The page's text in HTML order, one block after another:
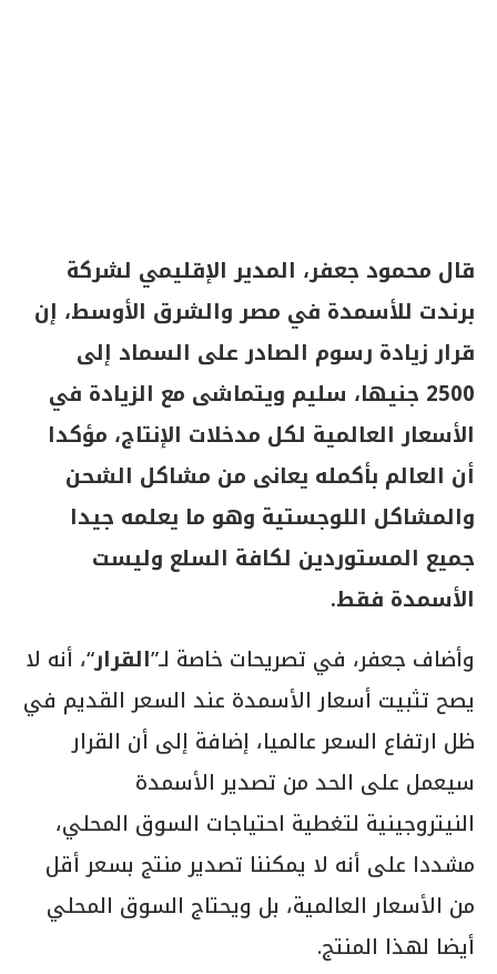
قال محمود جعفر، المدير الإقليمي لشركة
برندت للأسمدة في مصر والشرق الأوسط، إن
قرار زيادة رسوم الصادر على السماد إلى
2500 جنيها، سليم ويتماشى مع الزيادة في
الأسعار العالمية لكل مدخلات الإنتاج، مؤكدا
أن العالم بأكمله يعانى من مشاكل الشحن
والمشاكل اللوجستية وهو ما يعلمه جيدا
جميع المستوردين لكافة السلع وليست
الأسمدة فقط.
وأضاف جعفر، في تصريحات خاصة لـ”القرار“، أنه لا
يصح تثبيت أسعار الأسمدة عند السعر القديم في
ظل ارتفاع السعر عالميا، إضافة إلى أن القرار
سيعمل على الحد من تصدير الأسمدة
النيتروجينية لتغطية احتياجات السوق المحلي،
مشددا على أنه لا يمكننا تصدير منتج بسعر أقل
من الأسعار العالمية، بل ويحتاج السوق المحلي
أيضا لهذا المنتج.